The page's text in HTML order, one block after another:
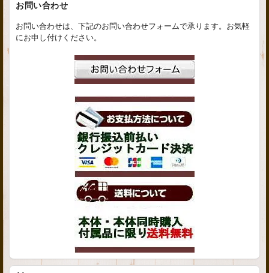
お問い合わせ
お問い合わせは、下記のお問い合わせフォームで承ります。お気軽
にお申し付けください。